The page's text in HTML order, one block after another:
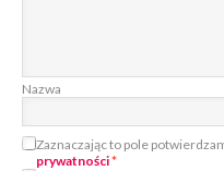
Nazwa
Zaznaczając to pole
prywatności*